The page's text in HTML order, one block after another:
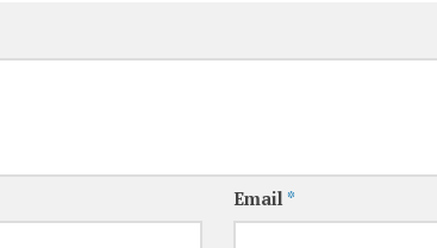
Email *